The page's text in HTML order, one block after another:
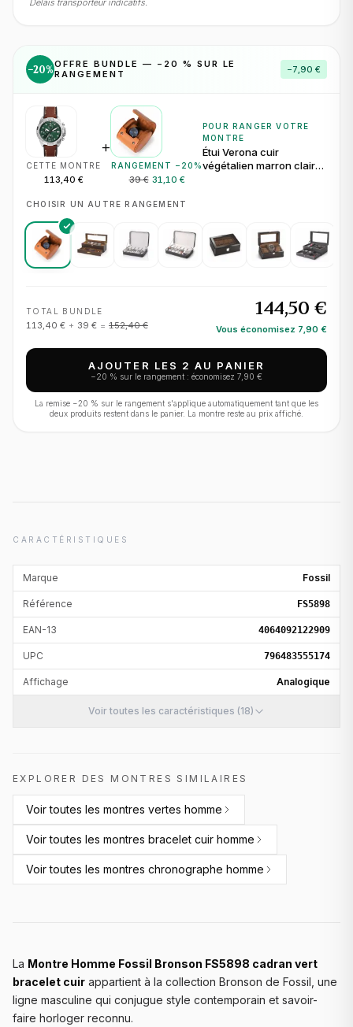
Délais transporteur indicatifs.
−20%OFFRE BUNDLE — − 20 % SUR LE
RANGEMENT
−7,90 €
CETTE MONTRE
113,40 €
+
RANGEMENT − 20 %
39 € 31,10 €
POUR RANGER VOTRE
MONTRE
Étui Verona cuir
végétalien marron clair
CHOISIR UN AUTRE RANGEMENT
TOTAL BUNDLE
113,40 € + 39 € = 152,40 €
144,50 €
Vous économisez 7,90 €
AJOUTER LES 2 AU PANIER
−20 % sur le rangement : économisez 7,90 €
La remise −20 % sur le rangement s'applique automatiquement tant que les
deux produits restent dans le panier. La montre reste au prix affiché.
CARACTÉRISTIQUES
Marque Fossil
Référence FS5898
EAN-13 4064092122909
UPC 796483555174
Affichage Analogique
Voir toutes les caractéristiques (18)
EXPLORER DES MONTRES SIMILAIRES
Voir toutes les montres vertes homme
Voir toutes les montres bracelet cuir homme
Voir toutes les montres chronographe homme
La Montre Homme Fossil Bronson FS5898 cadran vert
bracelet cuir appartient à la collection Bronson de Fossil, une
ligne masculine qui conjugue style contemporain et savoir-
faire horloger reconnu.